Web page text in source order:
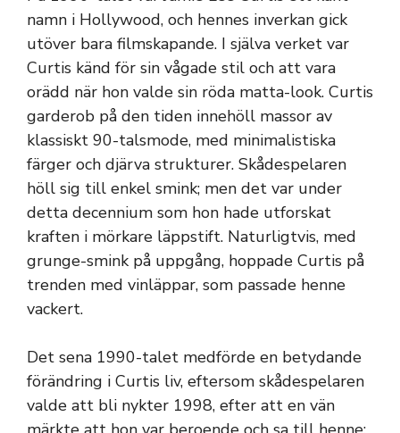
namn i Hollywood, och hennes inverkan gick
utöver bara filmskapande. I själva verket var
Curtis känd för sin vågade stil och att vara
orädd när hon valde sin röda matta-look. Curtis
garderob på den tiden innehöll massor av
klassiskt 90-talsmode, med minimalistiska
färger och djärva strukturer. Skådespelaren
höll sig till enkel smink; men det var under
detta decennium som hon hade utforskat
kraften i mörkare läppstift. Naturligtvis, med
grunge-smink på uppgång, hoppade Curtis på
trenden med vinläppar, som passade henne
vackert.
Det sena 1990-talet medförde en betydande
förändring i Curtis liv, eftersom skådespelaren
valde att bli nykter 1998, efter att en vän